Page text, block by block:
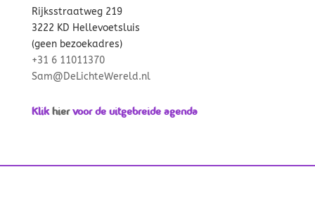
Rijksstraatweg 219
3222 KD Hellevoetsluis
(geen bezoekadres)
+31 6 11011370
Sam@DeLichteWereld.nl
Klikhiervoor de uitgebreide agenda